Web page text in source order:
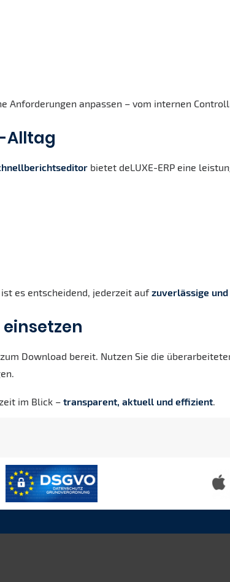
Anforderungen anpassen – vom internen
Alltag
bietet deLUXE-ERP eine
es entscheidend, jederzeit aufzuverlässige
Download bereit. Nutzen Sie die
im Blick – transparent, aktuell und effizient.